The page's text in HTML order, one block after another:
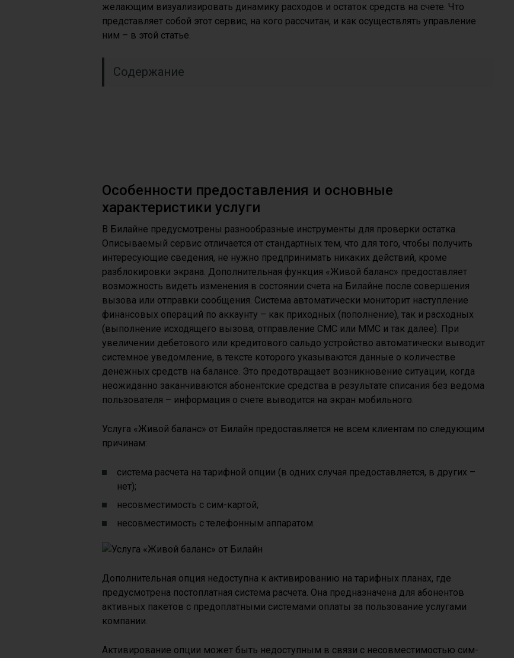
желающим визуализировать динамику расходов и остаток средств на счете. Что
представляет собой этот сервис, на кого рассчитан, и как осуществлять управление
ним – в этой статье.
Содержание
Особенности предоставления и основные
характеристики услуги
В Билайне предусмотрены разнообразные инструменты для проверки остатка.
Описываемый сервис отличается от стандартных тем, что для того, чтобы получить
интересующие сведения, не нужно предпринимать никаких действий, кроме
разблокировки экрана. Дополнительная функция «Живой баланс» предоставляет
возможность видеть изменения в состоянии счета на Билайне после совершения
вызова или отправки сообщения. Система автоматически мониторит наступление
финансовых операций по аккаунту – как приходных (пополнение), так и расходных
(выполнение исходящего вызова, отправление СМС или ММС и так далее). При
увеличении дебетового или кредитового сальдо устройство автоматически выводит
системное уведомление, в тексте которого указываются данные о количестве
денежных средств на балансе. Это предотвращает возникновение ситуации, когда
неожиданно заканчиваются абонентские средства в результате списания без ведома
пользователя – информация о счете выводится на экран мобильного.
Услуга «Живой баланс» от Билайн предоставляется не всем клиентам по следующим
причинам:
система расчета на тарифной опции (в одних случая предоставляется, в других –
нет);
несовместимость с сим-картой;
несовместимость с телефонным аппаратом.
Дополнительная опция недоступна к активированию на тарифных планах, где
предусмотрена постоплатная система расчета. Она предназначена для абонентов
активных пакетов с предоплатными системами оплаты за пользование услугами
компании.
Активирование опции может быть недоступным в связи с несовместимостью сим-